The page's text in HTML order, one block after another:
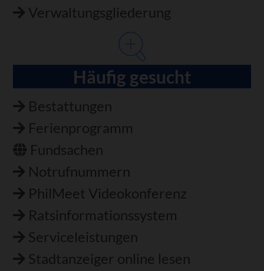
Verwaltungsgliederung
Häufig gesucht
Bestattungen
Ferienprogramm
Fundsachen
Notrufnummern
PhilMeet Videokonferenz
Ratsinformationssystem
Serviceleistungen
Stadtanzeiger online lesen